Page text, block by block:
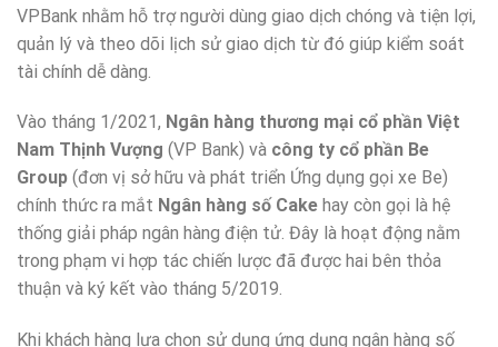
VPBank nhằm hỗ trợ người dùng giao dịch chóng và tiện lợi,
quản lý và theo dõi lịch sử giao dịch từ đó giúp kiểm soát
tài chính dễ dàng.
Vào tháng 1/2021, Ngân hàng thương mại cổ phần Việt
Nam Thịnh Vượng (VP Bank) và công ty cổ phần Be
Group (đơn vị sở hữu và phát triển Ứng dụng gọi xe Be)
chính thức ra mắt Ngân hàng số Cake hay còn gọi là hệ
thống giải pháp ngân hàng điện tử. Đây là hoạt động nằm
trong phạm vi hợp tác chiến lược đã được hai bên thỏa
thuận và ký kết vào tháng 5/2019.
Khi khách hàng lựa chọn sử dụng ứng dụng ngân hàng số